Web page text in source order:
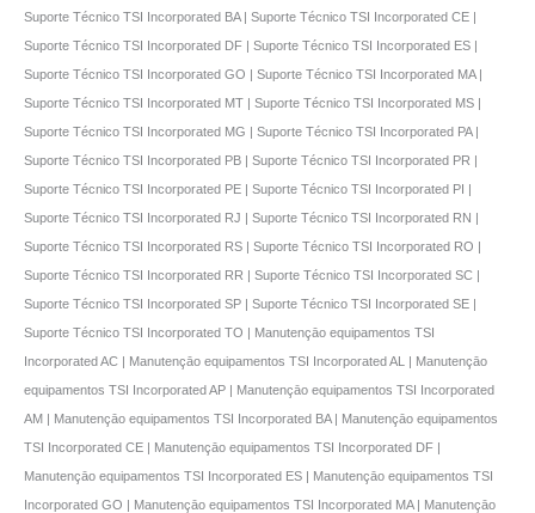
Suporte Técnico TSI Incorporated BA | Suporte Técnico TSI Incorporated CE |
Suporte Técnico TSI Incorporated DF | Suporte Técnico TSI Incorporated ES |
Suporte Técnico TSI Incorporated GO | Suporte Técnico TSI Incorporated MA |
Suporte Técnico TSI Incorporated MT | Suporte Técnico TSI Incorporated MS |
Suporte Técnico TSI Incorporated MG | Suporte Técnico TSI Incorporated PA |
Suporte Técnico TSI Incorporated PB | Suporte Técnico TSI Incorporated PR |
Suporte Técnico TSI Incorporated PE | Suporte Técnico TSI Incorporated PI |
Suporte Técnico TSI Incorporated RJ | Suporte Técnico TSI Incorporated RN |
Suporte Técnico TSI Incorporated RS | Suporte Técnico TSI Incorporated RO |
Suporte Técnico TSI Incorporated RR | Suporte Técnico TSI Incorporated SC |
Suporte Técnico TSI Incorporated SP | Suporte Técnico TSI Incorporated SE |
Suporte Técnico TSI Incorporated TO | Manutençāo equipamentos TSI
Incorporated AC | Manutençāo equipamentos TSI Incorporated AL | Manutençāo
equipamentos TSI Incorporated AP | Manutençāo equipamentos TSI Incorporated
AM | Manutençāo equipamentos TSI Incorporated BA | Manutençāo equipamentos
TSI Incorporated CE | Manutençāo equipamentos TSI Incorporated DF |
Manutençāo equipamentos TSI Incorporated ES | Manutençāo equipamentos TSI
Incorporated GO | Manutençāo equipamentos TSI Incorporated MA | Manutençāo